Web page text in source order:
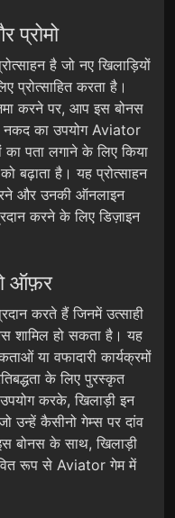
प्रोमो
है जो नए खिलाड़ियों
प्रोत्साहित करता है।
करने पर, आप इस बोनस
नकद का उपयोग Aviator
पता लगाने के लिए किया
बढ़ाता है। यह प्रोत्साहन
और उनकी ऑनलाइन
करने के लिए डिज़ाइन
ऑफ़र
करते हैं जिनमें उत्साही
शामिल हो सकता है। यह
या वफादारी कार्यक्रमों
के लिए पुरस्कृत
करके, खिलाड़ी इन
कैसीनो गेम्स पर दांव
बोनस के साथ, खिलाड़ी
रूप से Aviator गेम में